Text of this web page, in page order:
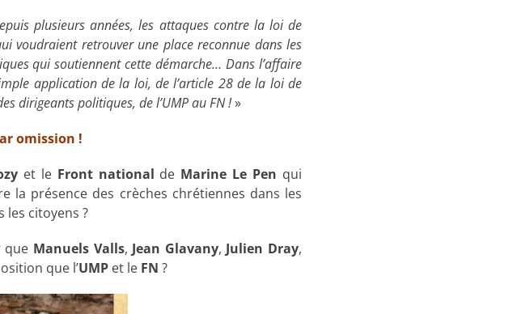
plusieurs années, les attaques contre la loi de
voudraient retrouver une place reconnue dans les
qui soutiennent cette démarche… Dans l’affaire
application de la loi, de l’article 28 de la loi de
dirigeants politiques, de l’UMP au FN !»
omission !
et le Front national de Marine Le Pen qui
la présence des crèches chrétiennes dans les
les citoyens ?
que Manuels Valls, Jean Glavany, Julien Dray,
que l’UMP et le FN ?